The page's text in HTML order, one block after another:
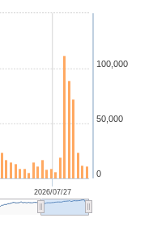
2026/07/27
0
50,000
100,000